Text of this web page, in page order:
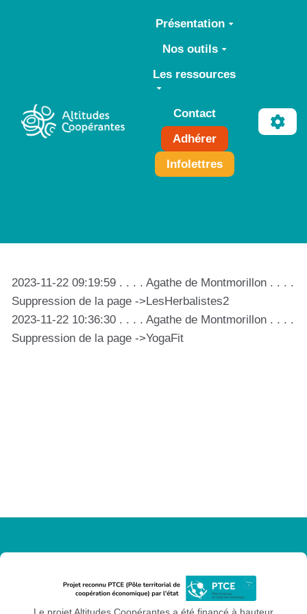
Aller au contenu principal
Présentation
Nos outils
Les ressources
Contact
Adhérer
Infolettres
2023-11-22 09:19:59 . . . . Agathe de Montmorillon . . . .
Suppression de la page ->LesHerbalistes2
2023-11-22 10:36:30 . . . . Agathe de Montmorillon . . . .
Suppression de la page ->YogaFit